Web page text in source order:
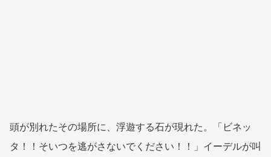
頭が別れたその場所に、浮遊する石が現れた。「ビネッ
タ！！そいつを逃がさないでください！！」イーデルが叫